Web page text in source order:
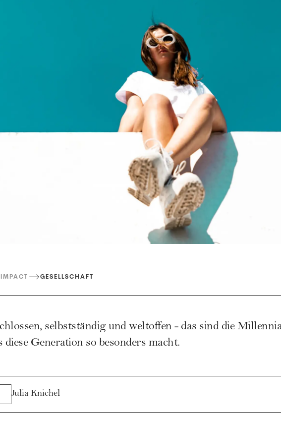
IMPACT GESELLSCHAFT
selbstständig und weltoffen - das sind die
diese Generation so besonders macht.
Julia Knichel